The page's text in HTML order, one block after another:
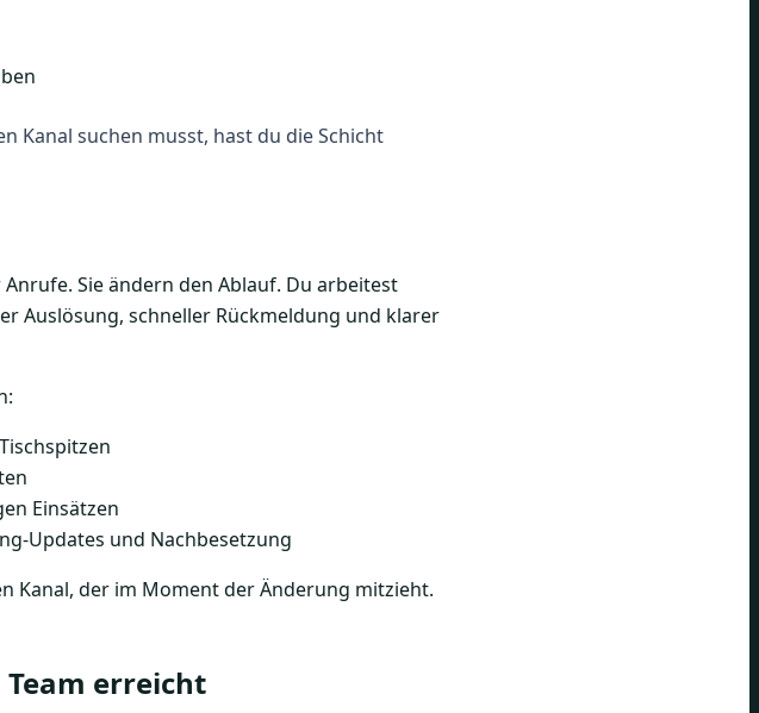
Kanal suchen musst, hast du die Schicht
Sie ändern den Ablauf. Du arbeitest
Auslösung, schneller Rückmeldung und klarer
Einsätzen
Updates und Nachbesetzung
Kanal, der im Moment der Änderung mitzieht.
erreicht